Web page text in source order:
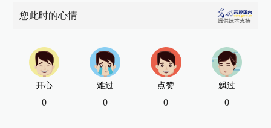
您此时的心情
开心
0
难过
0
点赞
0
飘过
0